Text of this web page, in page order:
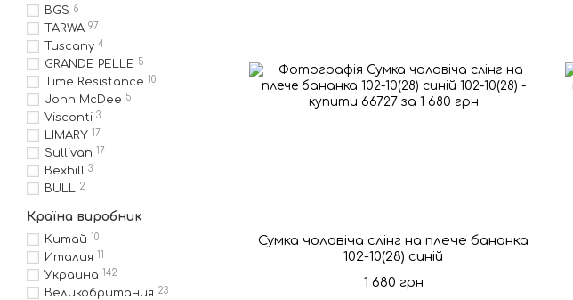
Сумка чоловіча слінг на плече бананка
102-10(28) синій
1 680 грн
BGS 6
TARWA 97
Tuscany 4
GRANDE PELLE 5
Time Resistance 10
John McDee 5
Visconti 3
LIMARY 17
Sullivan 17
Bexhill 3
BULL 2
Країна виробник
Китай 10
Италия 11
Украина 142
Великобритания 23